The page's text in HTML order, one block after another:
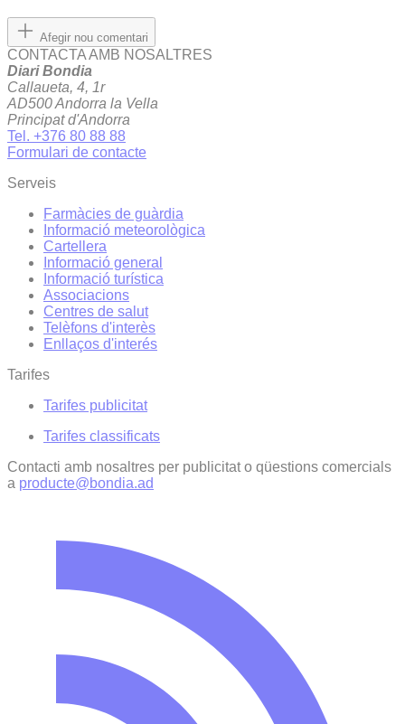
Afegir nou comentari
CONTACTA AMB NOSALTRES
Diari Bondia
Callaueta, 4, 1r
AD500 Andorra la Vella
Principat d'Andorra
Tel. +376 80 88 88
Formulari de contacte
Serveis
Farmàcies de guàrdia
Informació meteorològica
Cartellera
Informació general
Informació turística
Associacions
Centres de salut
Telèfons d'interès
Enllaços d'interés
Tarifes
Tarifes publicitat
Tarifes classificats
Contacti amb nosaltres per publicitat o qüestions comercials
a producte@bondia.ad